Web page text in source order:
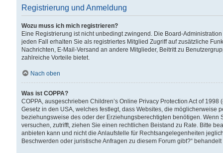
Registrierung und Anmeldung
Wozu muss ich mich registrieren?
Eine Registrierung ist nicht unbedingt zwingend. Die Board-
jeden Fall erhalten Sie als registriertes Mitglied Zugriff auf zusätzliche
Nachrichten, E-Mail-Versand an andere Mitglieder, Beitritt zu
zahlreiche Vorteile bietet.
Nach oben
Was ist COPPA?
COPPA, ausgeschrieben Children’s Online Privacy Protection Act of
Gesetz in den USA, welches festlegt, dass Websites, die
beziehungsweise des oder der Erziehungsberechtigten benötigen.
versuchen, zutrifft, ziehen Sie einen rechtlichen Beistand zu Rate. Bitte
anbieten kann und nicht die Anlaufstelle für Rechtsangelegenheiten
Beschwerden oder juristische Anfragen zu diesem Forum gibt?“